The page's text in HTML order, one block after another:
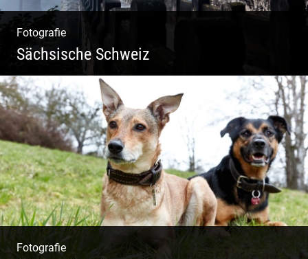
Fotografie
Sächsische Schweiz
Morgendliche Mystik im Elbsandsteingebirge
Fotografie